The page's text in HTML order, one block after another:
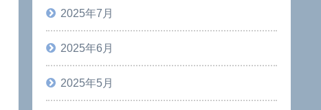
2025年7月
2025年6月
2025年5月